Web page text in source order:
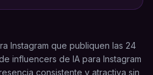
Instagram que publiquen las 24
influencers de IA para Instagram
consistente y atractiva sin